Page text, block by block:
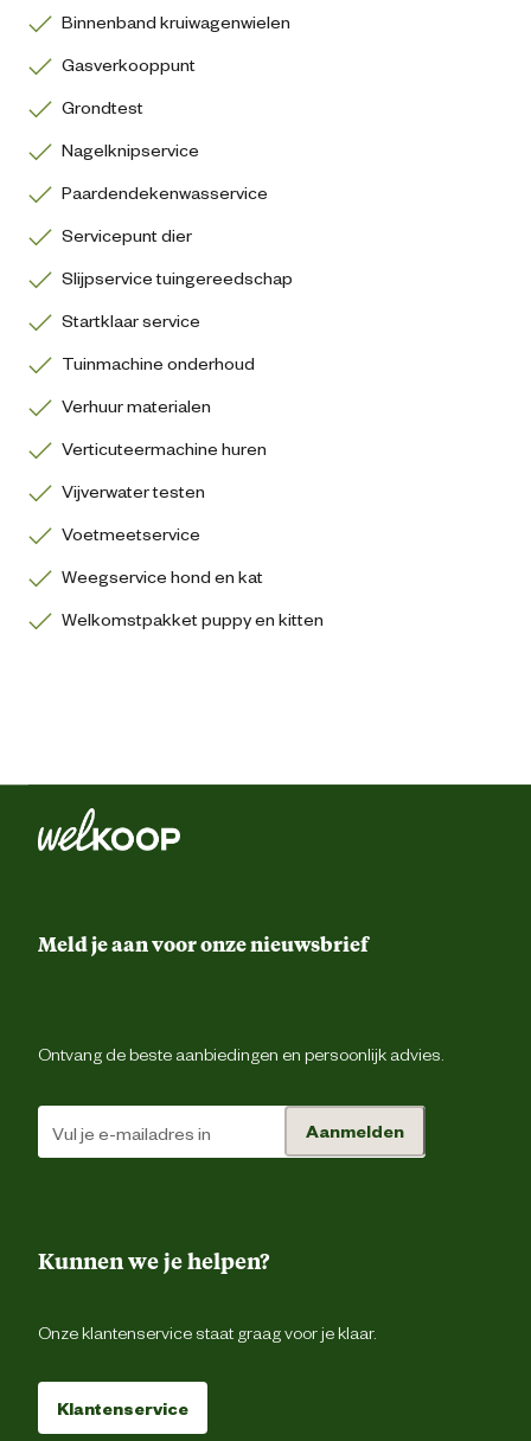
Binnenband kruiwagenwielen
Gasverkooppunt
Grondtest
Nagelknipservice
Paardendekenwasservice
Servicepunt dier
Slijpservice tuingereedschap
Startklaar service
Tuinmachine onderhoud
Verhuur materialen
Verticuteermachine huren
Vijverwater testen
Voetmeetservice
Weegservice hond en kat
Welkomstpakket puppy en kitten
Meld je aan voor onze nieuwsbrief
Ontvang de beste aanbiedingen en persoonlijk advies.
Aanmelden
Kunnen we je helpen?
Onze klantenservice staat graag voor je klaar.
Klantenservice